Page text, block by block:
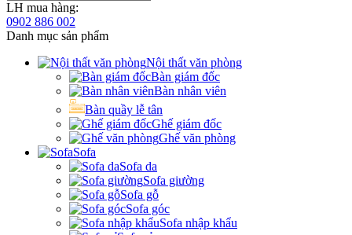
LH mua hàng:
0902 886 002
Danh mục sản phẩm
Nội thất văn phòng
Bàn giám đốc
Bàn nhân viên
Bàn quầy lễ tân
Ghế giám đốc
Ghế văn phòng
Sofa
Sofa da
Sofa giường
Sofa gỗ
Sofa góc
Sofa nhập khẩu